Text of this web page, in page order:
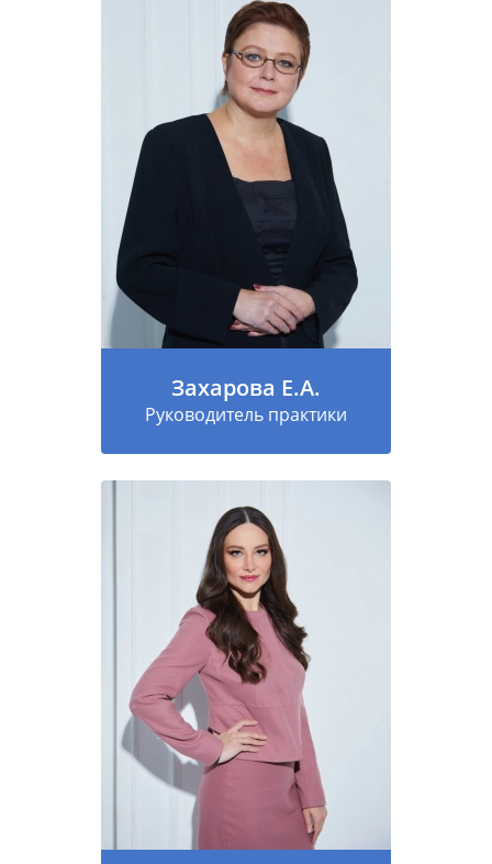
Захарова Е.А.
Руководитель практики